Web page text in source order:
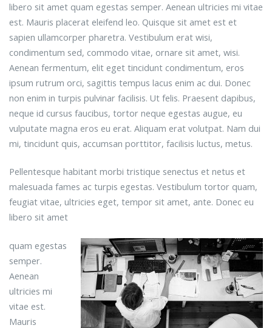
libero sit amet quam egestas semper. Aenean ultricies mi vitae
est. Mauris placerat eleifend leo. Quisque sit amet est et
sapien ullamcorper pharetra. Vestibulum erat wisi,
condimentum sed, commodo vitae, ornare sit amet, wisi.
Aenean fermentum, elit eget tincidunt condimentum, eros
ipsum rutrum orci, sagittis tempus lacus enim ac dui. Donec
non enim in turpis pulvinar facilisis. Ut felis. Praesent dapibus,
neque id cursus faucibus, tortor neque egestas augue, eu
vulputate magna eros eu erat. Aliquam erat volutpat. Nam dui
mi, tincidunt quis, accumsan porttitor, facilisis luctus, metus.
Pellentesque habitant morbi tristique senectus et netus et
malesuada fames ac turpis egestas. Vestibulum tortor quam,
feugiat vitae, ultricies eget, tempor sit amet, ante. Donec eu
libero sit amet
quam egestas
semper.
Aenean
ultricies mi
vitae est.
Mauris